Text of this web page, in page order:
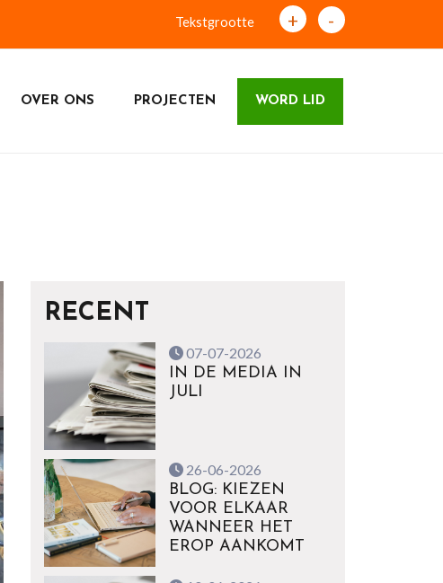
Tekstgrootte + -
OVER ONS PROJECTEN WORD LID
RECENT
07-07-2026
IN DE MEDIA IN
JULI
26-06-2026
BLOG: KIEZEN
VOOR ELKAAR
WANNEER HET
EROP AANKOMT